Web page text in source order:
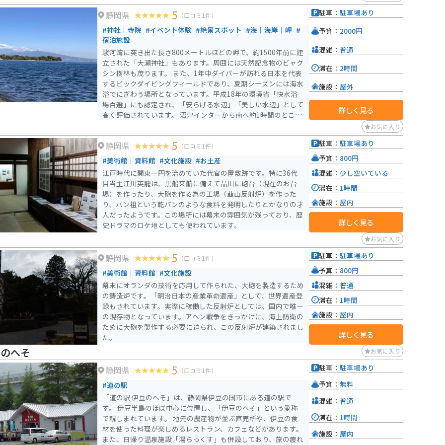
静岡県 5 （口コミ1件）
#神社｜寺院 #イベント体験 #絶景スポット #海｜海岸｜岬 #
宿泊施設
駿河湾に突き出た長さ800メートルほどの岬で、約1500年前に建
立された「大瀬神社」もあります。周囲には天然記念物のビャク
シン樹林も茂ります。 また、1年中ダイバーが訪れる日本を代表
するビックダイビングフィールドであり、夏期シーズンには海水
浴でにぎわう場所となっています。平成18年の環境省「快水浴
場百選」にも認定され、「安らげる水辺」「美しい水辺」として
高く評価されています。 沼津インターから南へ約1時間のところ
景色を堪能できます。
駐車： 駐車場あり
予算： 2000円
混雑： 普通
滞在： 2時間
施設： 屋外
詳しく見る
お気に入り
静岡県 5 （口コミ1件）
#美術館｜資料館 #文化施設 #お土産
江戸時代に関東一円を治めていた代官の屋敷跡です。特に36代
目当主江川英龍は、黒船来航に備えて品川に砲台（現在のお台
場）を作ったり、大砲を作る為の工場（韮山反射炉）を作った
り、パン祖という乾パンのような食料を発明したりとかなりの才
人だったようです。この場所には幕末の雰囲気が残っており、歴
史ドラマのロケ地としても使われています。
駐車： 駐車場あり
予算： 800円
混雑： 少し空いている
滞在： 1時間
施設： 屋内
詳しく見る
お気に入り
静岡県 5 （口コミ1件）
#美術館｜資料館 #文化施設
幕末にオランダの技術を応用して作られた、大砲を製造するため
の鋳造炉です。「明治日本の産業革命遺産」として、世界遺産登
録もされています。実際に稼働した反射炉としては、国内で唯一
の現存物となっています。アヘン戦争をきっかけに、海上防衛の
ために大砲を製作する必要に迫られ、この反射炉が建築されまし
た。
駐車： 駐車場あり
予算： 800円
混雑： 普通
滞在： 1時間
施設： 屋内
詳しく見る
へそ お気に入り
静岡県 5 （口コミ1件）
#道の駅
「道の駅 伊豆のへそ」は、静岡県伊豆の国市にある道の駅で
す。 伊豆半島のほぼ中心に位置し、「伊豆のへそ」という愛称
で親しまれています。 地元の農産物が並ぶ直売所や、伊豆の食
材を使った料理が楽しめるレストラン、カフェなどがあります。
また、日帰り温泉施設「湯らっくす」も併設しており、旅の疲れ
駐車： 駐車場あり
予算： 無料
混雑： 普通
滞在： 1時間
施設： 屋内